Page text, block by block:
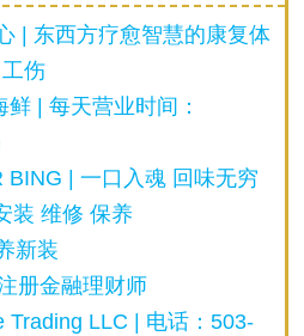
| 东西方疗愈智慧的康复体
伤
鲜 | 每天营业时间：
BING | 一口入魂 回味无穷
装 维修 保养
新装
册金融理财师
Trading LLC | 电话：503-